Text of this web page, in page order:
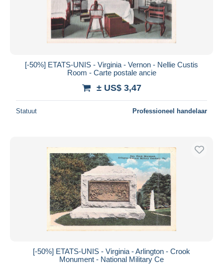
[-50%] ETATS-UNIS - Virginia - Vernon - Nellie Custis
Room - Carte postale ancie
± US$ 3,47
Statuut Professioneel handelaar
[-50%] ETATS-UNIS - Virginia - Arlington - Crook
Monument - National Military Ce